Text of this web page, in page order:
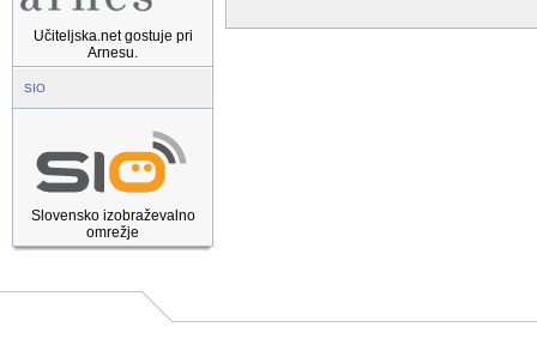
Učiteljska.net gostuje pri
Arnesu.
SIO
Slovensko izobraževalno
omrežje